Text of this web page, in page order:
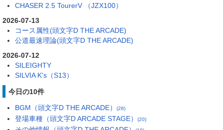
CHASER 2.5 TourerV （JZX100）
2026-07-13
コース属性(頭文字D THE ARCADE)
公道最速理論(頭文字D THE ARCADE)
2026-07-12
SILEIGHTY
SILVIA K's（S13）
今日の10件
BGM（頭文字D THE ARCADE） (28)
登場車種（頭文字D ARCADE STAGE） (20)